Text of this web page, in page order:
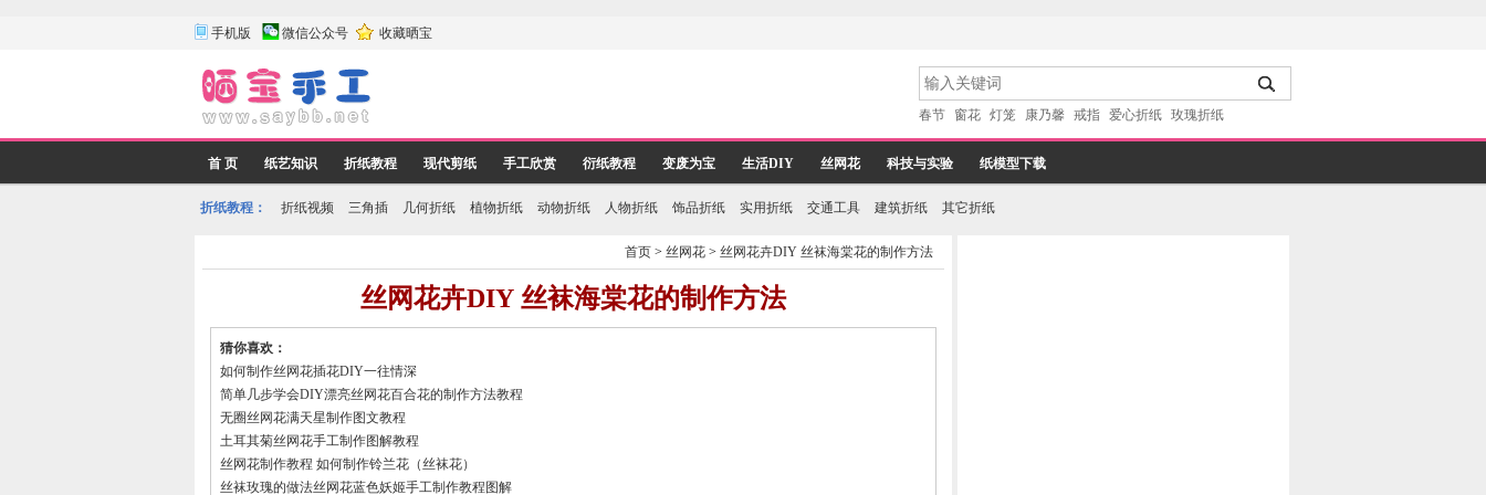
手机版 微信公众号 收藏晒宝
春节 窗花 灯笼 康乃馨 戒指 爱心折纸 玫瑰折纸
首 页 纸艺知识 折纸教程 现代剪纸 手工欣赏 衍纸教程 变废为宝 生活DIY 丝网花 科技与实验 纸模型下载
折纸教程： 折纸视频 三角插 几何折纸 植物折纸 动物折纸 人物折纸 饰品折纸 实用折纸 交通工具 建筑折纸 其它折纸
首页 >丝网花 >丝网花卉DIY 丝袜海棠花的制作方法
丝网花卉DIY 丝袜海棠花的制作方法
猜你喜欢：
如何制作丝网花插花DIY一往情深
简单几步学会DIY漂亮丝网花百合花的制作方法教程
无圈丝网花满天星制作图文教程
土耳其菊丝网花手工制作图解教程
丝网花制作教程 如何制作铃兰花（丝袜花）
丝袜玫瑰的做法丝网花蓝色妖姬手工制作教程图解